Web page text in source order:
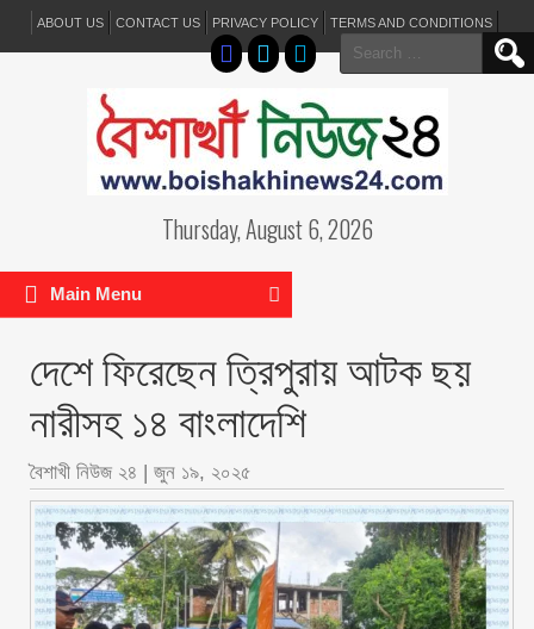
ABOUT US CONTACT US PRIVACY POLICY TERMS AND CONDITIONS
Search
for:
Thursday, August 6, 2026
Main Menu
দেশে ফিরেছেন ত্রিপুরায় আটক ছয়
নারীসহ ১৪ বাংলাদেশি
বৈশাখী নিউজ ২৪ | জুন ১৯, ২০২৫